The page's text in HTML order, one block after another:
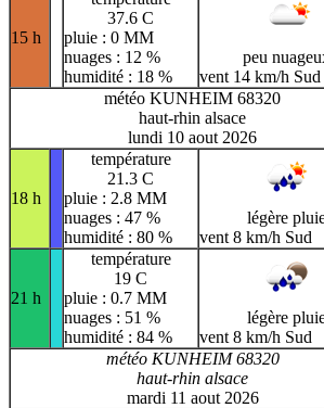
15 h
37.6 C
pluie : 0 MM
nuages : 12 %
humidité : 18 %
peu
vent 14 km/h Sud
météo KUNHEIM 68320
haut-rhin alsace
lundi 10 aout 2026
18 h
température
21.3 C
pluie : 2.8 MM
nuages : 47 %
humidité : 80 %
légère
vent 8 km/h Sud
21 h
température
19 C
pluie : 0.7 MM
nuages : 51 %
humidité : 84 %
légère
vent 8 km/h Sud
météo KUNHEIM 68320
haut-rhin alsace
mardi 11 aout 2026